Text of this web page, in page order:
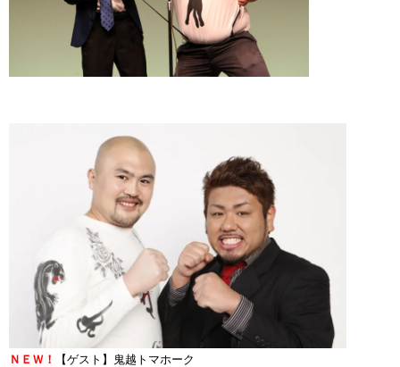
ＮＥＷ！ 【ゲスト】鬼越トマホーク